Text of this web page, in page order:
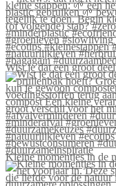
Wist je dat een groot
Kleine momentjes in de